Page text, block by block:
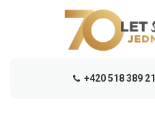
+420 518 389